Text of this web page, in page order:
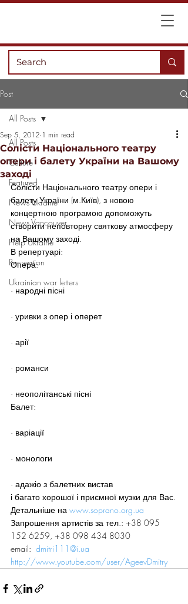
Post
All Posts
Culture
Featured
News Ukraine
News Vancouver
Help Ukraine
Recreation
Ukrainian war letters
All Posts
Солісти Національного театру
опери і балету України на Вашому
заході
Sep 5, 2012 1 min read
Солісти Національного театру опери і
балету України (м.Київ), з новою
концертною програмою допоможуть
створити неповторну святкову атмосферу
на Вашому заході.
В репертуарі:
Опера:
· народні пісні
· уривки з опер і оперет
· арії
· романси
· неополітанські пісні
Балет:
· варіації
· монологи
· адажіо з балетних вистав
і багато хорошої і приємної музки для Вас.
Детальніше на www.soprano.org.ua
Запрошення артистів за тел.: +38 095
152 6259, +38 098 434 8030
email: dmitri111@i.ua
http://www.youtube.com/user/AgeevDmitry